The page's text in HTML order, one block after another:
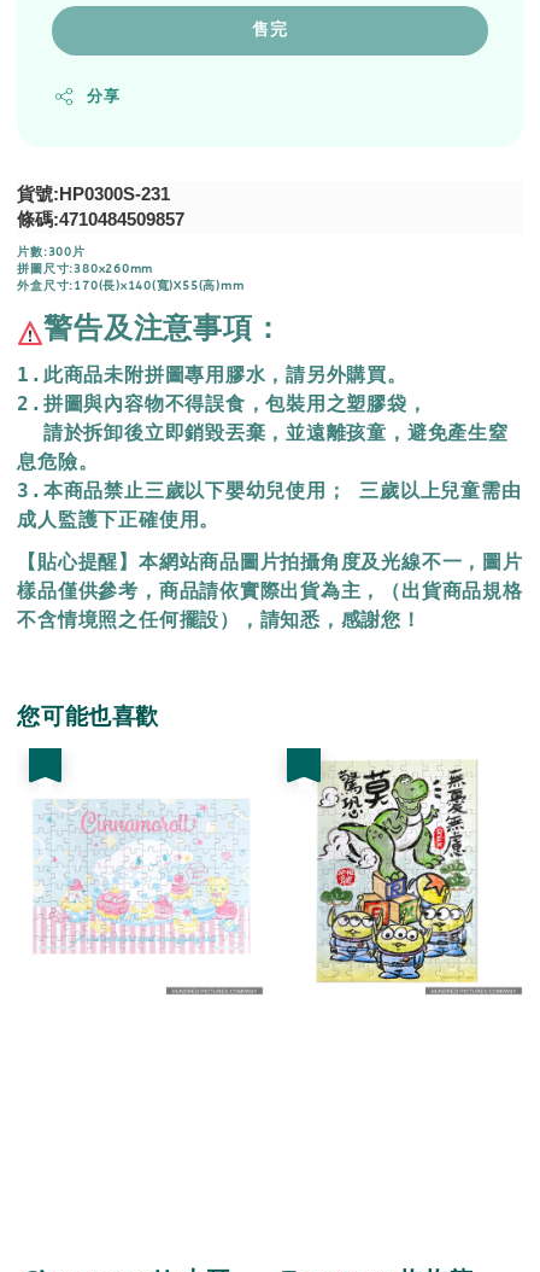
售完
分享
貨號:HP0300S-231
條碼:4710484509857
片數:300片
拼圖尺寸:380x260mm
外盒尺寸:170(長)x140(寬)X55(高)mm
警告及注意事項：
1.此商品未附拼圖專用膠水，請另外購買。
2.拼圖與內容物不得誤食，包裝用之塑膠袋，
  請於拆卸後立即銷毀丟棄，
並遠離孩童，避免產生窒
息危險。
3.本商品禁止三歲以下嬰幼兒使用； 三歲以上兒童需由
成人監護下正確使用。
【貼心提醒】本網站商品圖片拍攝角度及光線不一，圖片
樣品僅供參考，商品請依實際出貨為主，（出貨商品規格
不含情境照之任何擺設），請知悉，感謝您！
您可能也喜歡